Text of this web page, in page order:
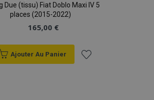
Due (tissu) Fiat Doblo Maxi IV 5
places (2015-2022)
165,00 €
Ajouter Au Panier